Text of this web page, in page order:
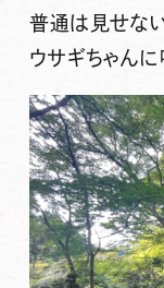
普通は見せな
ウサギちゃんに